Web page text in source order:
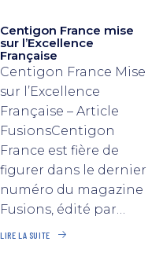
Centigon France mise
sur l’Excellence
Française
Centigon France Mise
sur l’Excellence
Française – Article
FusionsCentigon
France est fière de
figurer dans le dernier
numéro du magazine
Fusions, édité par…
LIRE LA SUITE